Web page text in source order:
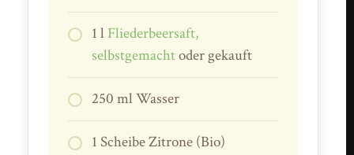
1 l Fliederbeersaft,
selbstgemachtoder gekauft
250 ml Wasser
1 Scheibe Zitrone (Bio)